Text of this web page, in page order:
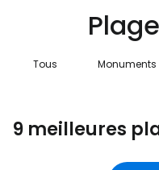
Tous Monuments
9 meilleures
... la